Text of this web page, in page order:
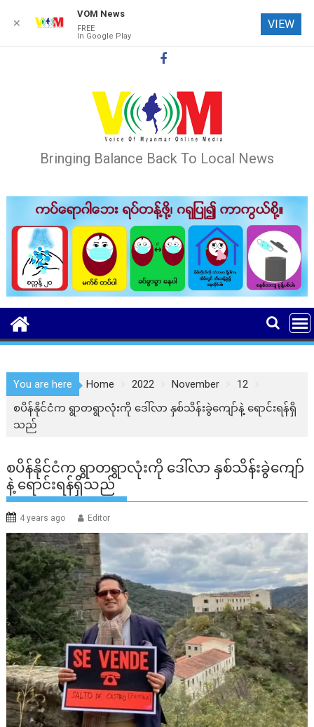
Bringing Balance Back To Local News
You are here Home 2022 November
12
စပိန်နိုင်ငံက ရွာတရွာလုံးကို ဒေါ်လာ နှစ်သိန်းခွဲကျော်နဲ့ ရောင်းရန်ရှိ
သည်
စပိန်နိုင်ငံက ရွာတရွာလုံးကို ဒေါ်လာ နှစ်သိန်းခွဲကျော်
နဲ့ ရောင်းရန်ရှိသည်
4 years ago Editor
✕
VOM News
FREE
In Google Play
VIEW